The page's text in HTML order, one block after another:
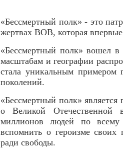
«Бессмертный полк» - это
жертвах ВОВ, которая
«Бессмертный полк» вошел
масштабам и географии
стала уникальным примером
поколений.
«Бессмертный полк»
о Великой
миллионов людей по
вспомнить о героизме
ради свободы.